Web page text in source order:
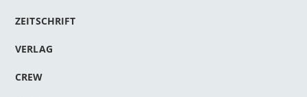
ZEITSCHRIFT
VERLAG
CREW